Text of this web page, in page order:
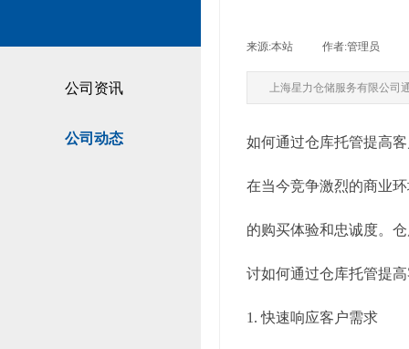
公司资讯
公司动态
来源:本站 作者:管理员
上海星力仓储服务有限公
如何通过仓库托管提高
在当今竞争激烈的商业
的购买体验和忠诚度。
讨如何通过仓库托管提
1. 快速响应客户需求